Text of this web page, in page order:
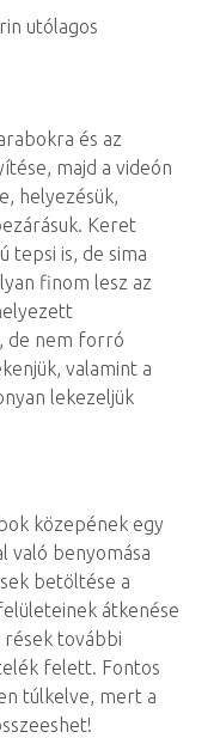
utólagos
és az
majd a videón
helyezésük,
Keret
tepsi is, de sima
finom lesz az
de nem forró
valamint a
lekezeljük
közepének egy
való benyomása
betöltése a
átkenése
további
felett. Fontos
túlkelve, mert a